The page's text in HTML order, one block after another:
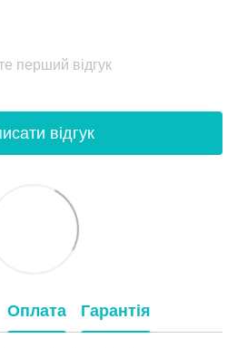
перший відгук
відгук
Оплата Гарантія